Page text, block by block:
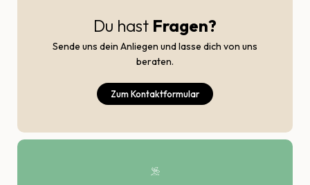
Du hast Fragen?
Sende uns dein Anliegen und lasse dich von uns
beraten.
Zum Kontaktformular